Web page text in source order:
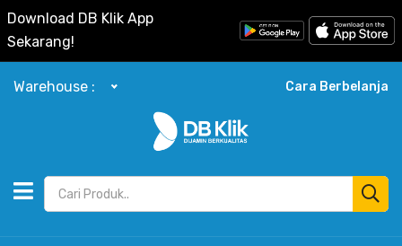
Download DB Klik App
Sekarang!
Warehouse : Cara Berbelanja